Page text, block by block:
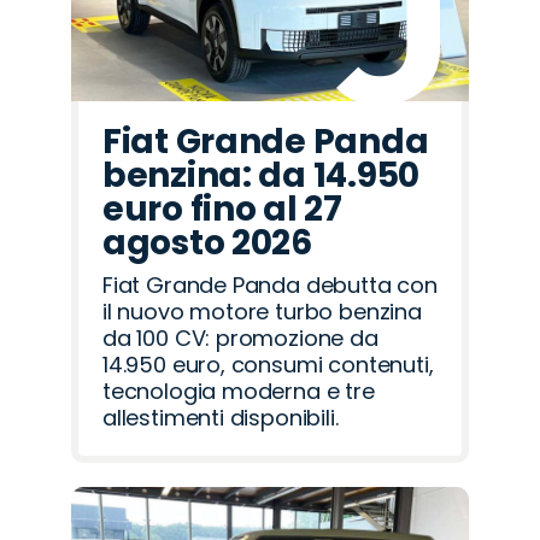
Fiat Grande Panda
benzina: da 14.950
euro fino al 27
agosto 2026
Fiat Grande Panda debutta con
il nuovo motore turbo benzina
da 100 CV: promozione da
14.950 euro, consumi contenuti,
tecnologia moderna e tre
allestimenti disponibili.